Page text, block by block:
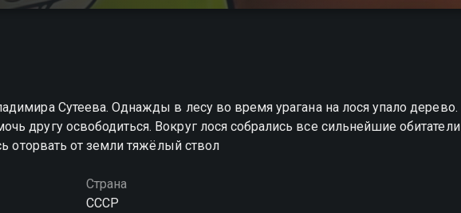
Сутеева. Однажды в лесу во время урагана на лося упало дерево.
другу освободиться. Вокруг лося собрались все сильнейшие обитатели
оторвать от земли тяжёлый ствол
Страна
СССР